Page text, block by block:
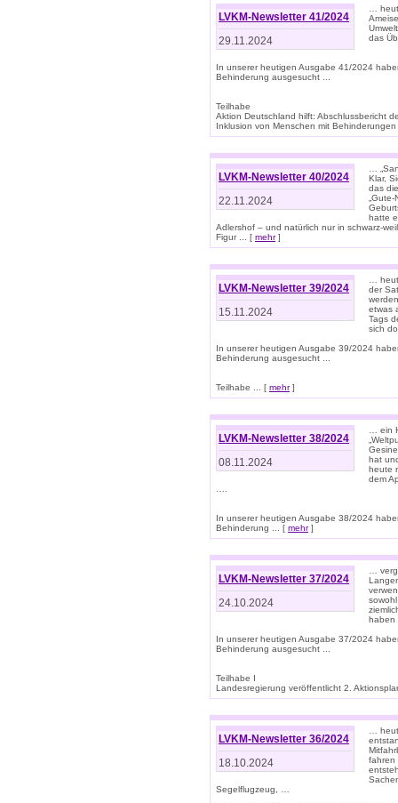
LVKM-Newsletter 41/2024
29.11.2024
…
das
In unserer heutigen Ausgabe 41/2024
Behinderung ausgesucht ...
Teilhabe
Aktion Deutschland hilft: Abschlussbericht
Inklusion von Menschen mit
LVKM-Newsletter 40/2024
22.11.2024
…
Klar,
das
hatte
Adlershof – und natürlich nur in schwarz-
Figur ... [ mehr]
LVKM-Newsletter 39/2024
15.11.2024
…
der
etwas
Tags
sich
In unserer heutigen Ausgabe 39/2024
Behinderung ausgesucht ...
Teilhabe ... [ mehr]
LVKM-Newsletter 38/2024
08.11.2024
… ein
hat
heute
dem
In unserer heutigen Ausgabe 38/2024
Behinderung ... [ mehr]
LVKM-Newsletter 37/2024
24.10.2024
…
In unserer heutigen Ausgabe 37/2024
Behinderung ausgesucht ...
Teilhabe I
Landesregierung veröffentlicht 2.
LVKM-Newsletter 36/2024
18.10.2024
…
fahren
Segelflugzeug, …